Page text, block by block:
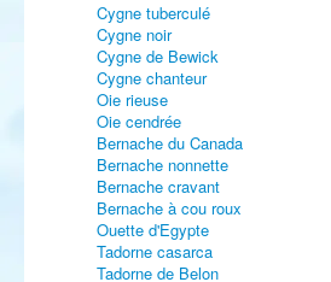
Cygne tuberculé
Cygne noir
Cygne de Bewick
Cygne chanteur
Oie rieuse
Oie cendrée
Bernache du Canada
Bernache nonnette
Bernache cravant
Bernache à cou roux
Ouette d'Egypte
Tadorne casarca
Tadorne de Belon